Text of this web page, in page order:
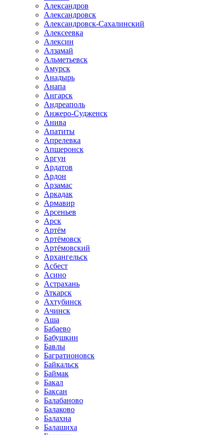
Александров
Александровск
Александровск-Сахалинский
Алексеевка
Алексин
Алзамай
Альметьевск
Амурск
Анадырь
Анапа
Ангарск
Андреаполь
Анжеро-Судженск
Анива
Апатиты
Апрелевка
Апшеронск
Аргун
Ардатов
Ардон
Арзамас
Аркадак
Армавир
Арсеньев
Арск
Артём
Артёмовск
Артёмовский
Архангельск
Асбест
Асино
Астрахань
Аткарск
Ахтубинск
Ачинск
Аша
Бабаево
Бабушкин
Бавлы
Багратионовск
Байкальск
Баймак
Бакал
Баксан
Балабаново
Балаково
Балахна
Балашиха